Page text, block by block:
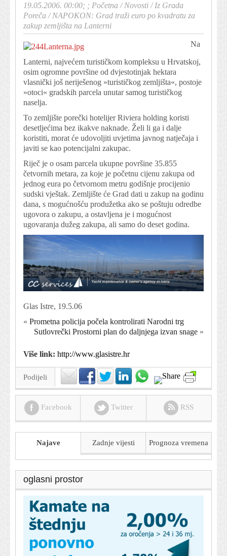
19.05.2006. 00:00; ; Početna /Novosti /Iz Grada
Poreča /NAPOKON: Grad traži euro po kvadratu za
zakup zemljišta na Lanterni
Na
Lanterni, najvećem turističkom kompleksu u Hrvatskoj,
osim ogromne površine od dvjestotinjak hektara
vlasnički još neriješenog »turističkog zemljišta«, postoje
»otoci« gradskih parcela unutar samog turističkog
naselja.
To zemljište porečki hotelijer Riviera holding koristi
desetljećima bez ikakve naknade. Želi li ga i dalje
koristiti, morat će udovoljiti uvjetima javnog natječaja i
javiti se kao potencijalni zakupac.
Riječ je o osam parcela ukupne površine 35.855
četvornih metara, za koje je početnu cijenu zakupa od
jednog eura po četvornom metru godišnje procijenio
sudski vještak. Zemljište će Grad dati u zakup na godinu
dana, s mogućnošću produžetka ako se poštuju odredbe
ugovora o zakupu, a ostavljena je i mogućnost
ugovaranja dužeg zakupa, ali samo do deset godina.
Glas Istre, 19.5.06
« Prometna policija počela kontrolirati Narodni trg
Sutlovrečki Prostorni plan do daljnjega izvan snage »
Više link: http://www.glasistre.hr
Podijeli
Facebook Twitter RSS
Najave Zadnje vijesti Prognoza vremena
oglasni prostor